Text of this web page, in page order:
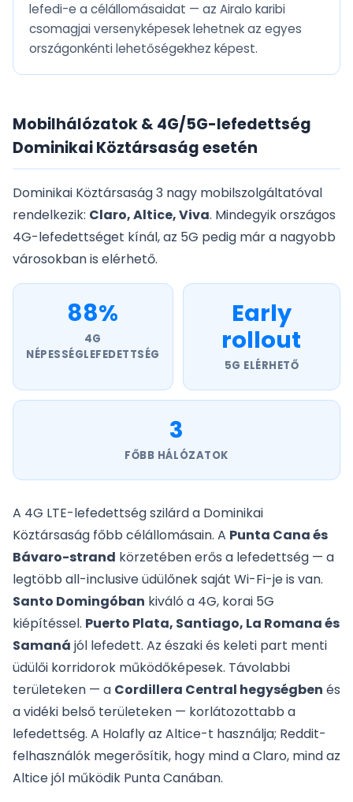
lefedi-e a célállomásaidat — az Airalo karibi
csomagjai versenyképesek lehetnek az egyes
országonkénti lehetőségekhez képest.
Mobilhálózatok & 4G/5G-lefedettség
Dominikai Köztársaság esetén
Dominikai Köztársaság 3 nagy mobilszolgáltatóval
rendelkezik: Claro, Altice, Viva. Mindegyik országos
4G-lefedettséget kínál, az 5G pedig már a nagyobb
városokban is elérhető.
88%
4G
NÉPESSÉGLEFEDETTSÉG
Early
rollout
5G ELÉRHETŐ
3
FŐBB HÁLÓZATOK
A 4G LTE-lefedettség szilárd a Dominikai
Köztársaság főbb célállomásain. A Punta Cana és
Bávaro-strand körzetében erős a lefedettség — a
legtöbb all-inclusive üdülőnek saját Wi-Fi-je is van.
Santo Domingóban kiváló a 4G, korai 5G
kiépítéssel. Puerto Plata, Santiago, La Romana és
Samaná jól lefedett. Az északi és keleti part menti
üdülői korridorok működőképesek. Távolabbi
területeken — a Cordillera Central hegységben és
a vidéki belső területeken — korlátozottabb a
lefedettség. A Holafly az Altice-t használja; Reddit-
felhasználók megerősítik, hogy mind a Claro, mind az
Altice jól működik Punta Canában.